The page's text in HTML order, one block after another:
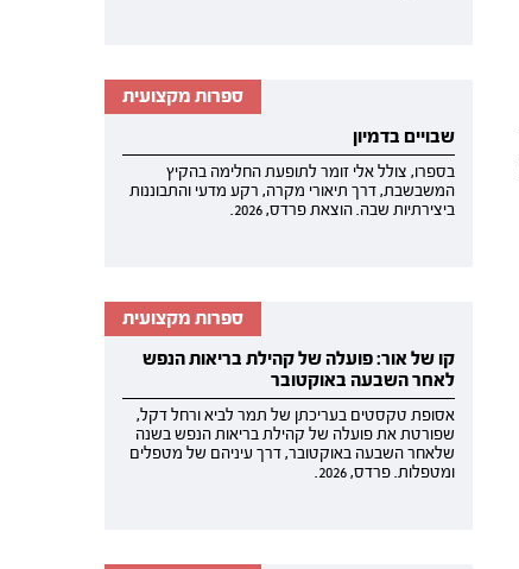
ספרות מקצועית
שבויים בדמיון
בספרו, צולל אלי זומר לתופעת החלימה בהקיץ
המשבשבת, דרך תיאורי מקרה, רקע מדעי והתבוננות
ביצירתיות שבה. הוצאת פרדס, 2026.
ספרות מקצועית
קו של אור: פועלה של קהילת בריאות הנפש
לאחר השבעה באוקטובר
אסופת טקסטים בעריכתן של תמר לביא ורחל דקל,
שפורטת את פועלה של קהילת בריאות הנפש בשנה
שלאחר השבעה באוקטובר, דרך עיניהם של מטפלים
ומטפלות. פרדס, 2026.